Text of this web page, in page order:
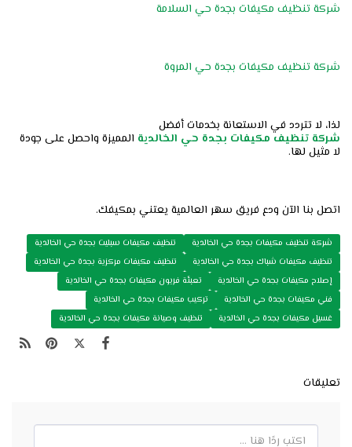
شركة تنظيف مكيفات بجدة حي السلامة
شركة تنظيف مكيفات بجدة حي المروة
لذا، لا تتردد في الاستعانة بخدمات أفضل
شركة تنظيف مكيفات بجدة حي الخالدية المميزة واحصل على جودة
لا مثيل لها.
اتصل بنا الآن ودع فريق سهر العالمية يعتني بمكيفك.
شركة تنظيف مكيفات بجدة حي الخالدية
تنظيف مكيفات سبليت بجدة حي الخالدية
تنظيف مكيفات شباك بجدة حي الخالدية
تنظيف مكيفات مركزية بجدة حي الخالدية
إصلاح مكيفات بجدة حي الخالدية
تعبئة فريون مكيفات بجدة حي الخالدية
فني مكيفات بجدة حي الخالدية
تركيب مكيفات بجدة حي الخالدية
غسيل مكيفات بجدة حي الخالدية
تنظيف وصيانة مكيفات بجدة حي الخالدية
تعليقات